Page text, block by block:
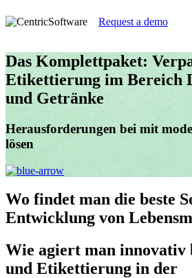
Request a demo
Das Komplettpaket:
Etikettierung im Bereich
und Getränke
Herausforderungen bei mit
lösen
Wo findet man die beste
Entwicklung von
Wie agiert man innovativ
und Etikettierung in der